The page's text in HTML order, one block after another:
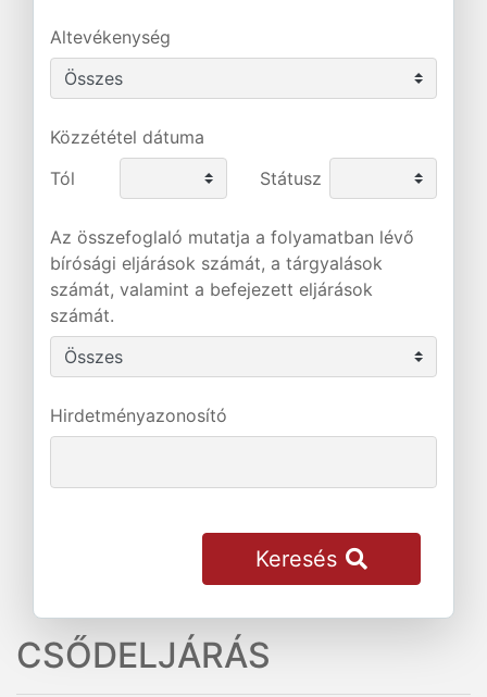
Altevékenység
Közzététel dátuma
Tól
Státusz
Az összefoglaló mutatja a folyamatban lévő
bírósági eljárások számát, a tárgyalások
számát, valamint a befejezett eljárások
számát.
Hirdetményazonosító
Keresés
CSŐDELJÁRÁS